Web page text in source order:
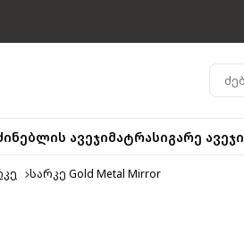
ავეჯიმატრასიგარე ავეჯი
სარკე Gold Metal Mirror